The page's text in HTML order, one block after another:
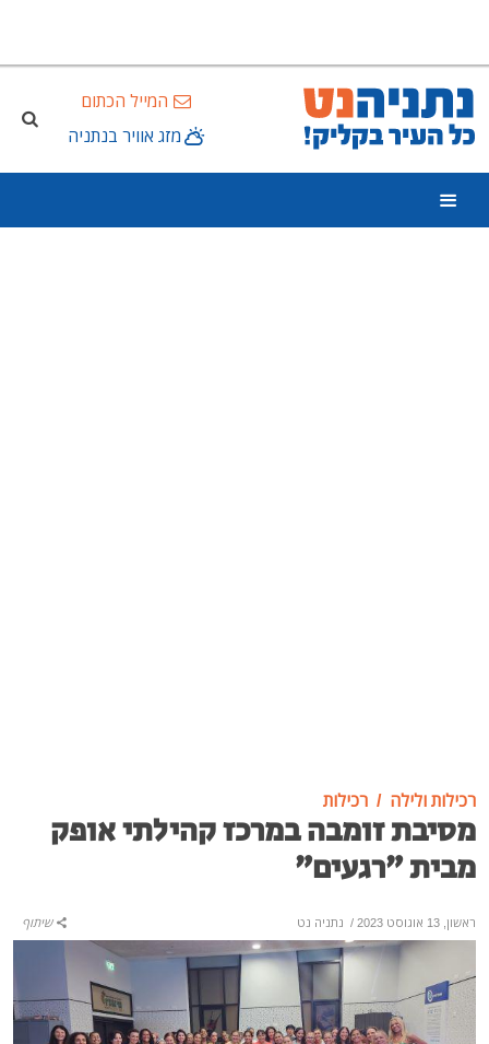
המייל הכתום
מזג אוויר בנתניה
רכילות ולילה רכילות
מסיבת זומבה במרכז קהילתי אופק
מבית ״רגעים״
ראשון, 13 אוגוסט 2023 / נתניה נט שיתוף